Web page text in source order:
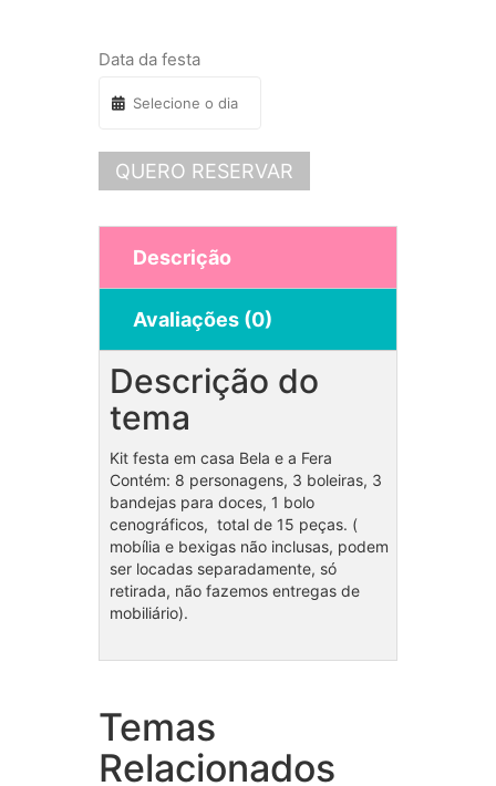
Data da festa
QUERO RESERVAR
Descrição
Avaliações (0)
Descrição do
tema
Kit festa em casa Bela e a Fera
Contém: 8 personagens, 3 boleiras, 3
bandejas para doces, 1 bolo
cenográficos, total de 15 peças. (
mobília e bexigas não inclusas, podem
ser locadas separadamente, só
retirada, não fazemos entregas de
mobiliário).
Temas
Relacionados
Coleção Unicórnios